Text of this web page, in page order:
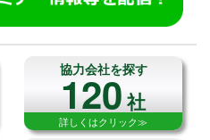
協力会社を探す
120社
詳しくはクリック≫